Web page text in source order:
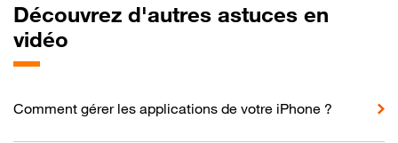
Découvrez d'autres astuces en
vidéo
Comment gérer les applications de votre iPhone ?